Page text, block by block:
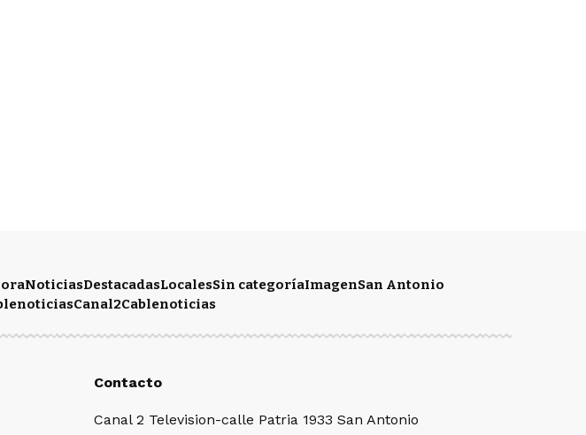
NoticiasDestacadasLocalesSin categoríaImagenSan Antonio
Canal2Cablenoticias
Contacto
Canal 2 Television-calle Patria 1933 San Antonio